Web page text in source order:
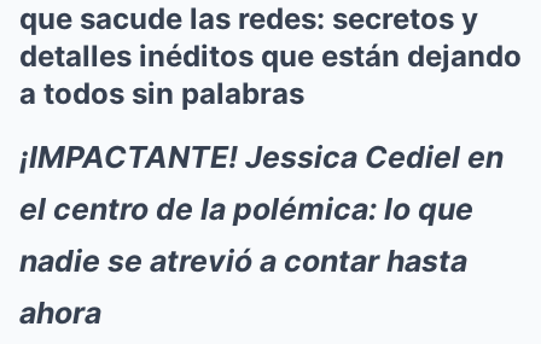
que sacude las redes: secretos y
detalles inéditos que están dejando
a todos sin palabras
¡IMPACTANTE! Jessica Cediel en
el centro de la polémica: lo que
nadie se atrevió a contar hasta
ahora